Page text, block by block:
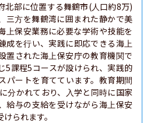
北部に位置する舞鶴市(人口約8万)
三方を舞鶴湾に囲まれた静かで美
上保安業務に必要な学術や技能を
成を行い、実践に即応できる海上
置された海上保安庁の教育機関で
5課程5コースが設けられ、実践的
パートを育てています。教育期間
分かれており、入学と同時に国家
給与の支給を受けながら海上保安
られます。